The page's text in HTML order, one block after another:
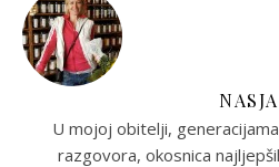
NASJA
U mojoj obitelji,
razgovora, okosnica